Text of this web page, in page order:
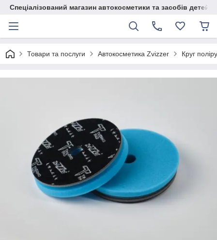
Спеціалізований магазин автокосметики та засобів
Товари та послуги Автокосметика Zvizzer Круг